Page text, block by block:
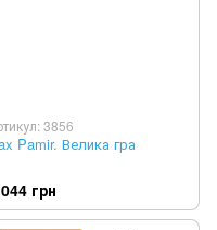
3856
Pamir. Велика гра
грн